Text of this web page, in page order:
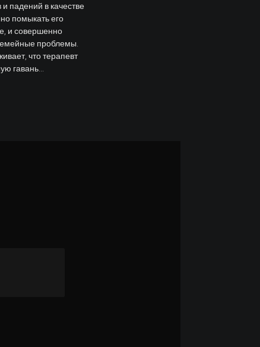
падений в качестве
помыкать его
и совершенно
проблемы.
что терапевт
гавань...